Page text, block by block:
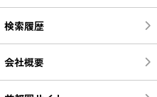
検索履歴
会社概要